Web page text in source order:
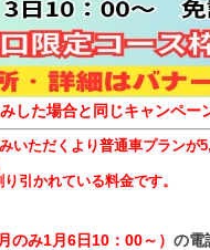
した場合と同じキャンペー
いただくより普通車プランが
引かれている料金です。
月のみ1月6日10：00～） の電